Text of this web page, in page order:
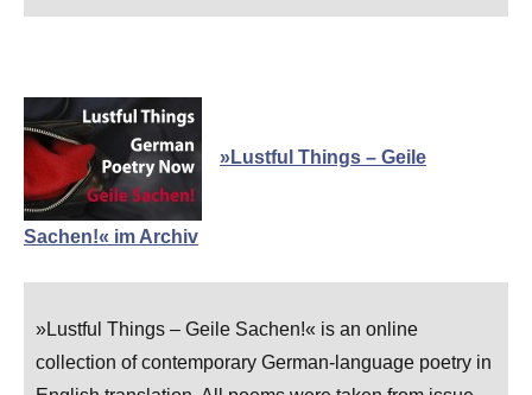
»Lustful Things – Geile
Sachen!« im Archiv
»Lustful Things – Geile Sachen!« is an online
collection of contemporary German-language poetry in